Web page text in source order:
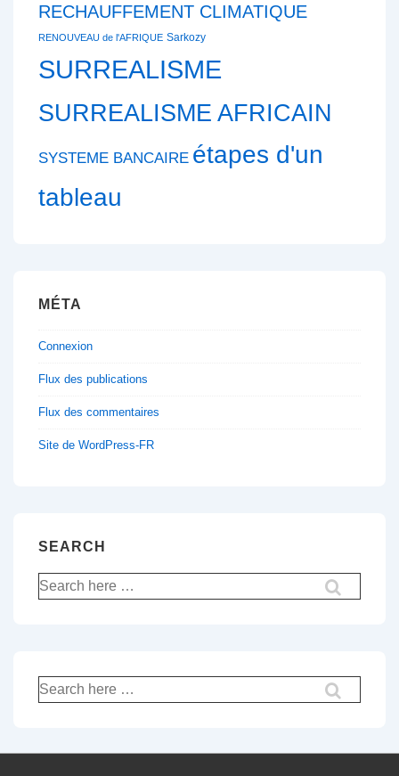
RECHAUFFEMENT CLIMATIQUE
RENOUVEAU de l'AFRIQUE Sarkozy
SURREALISME
SURREALISME AFRICAIN
SYSTEME BANCAIRE étapes d'un
tableau
MÉTA
Connexion
Flux des publications
Flux des commentaires
Site de WordPress-FR
SEARCH
Recherche
pour:
Recherche
pour: